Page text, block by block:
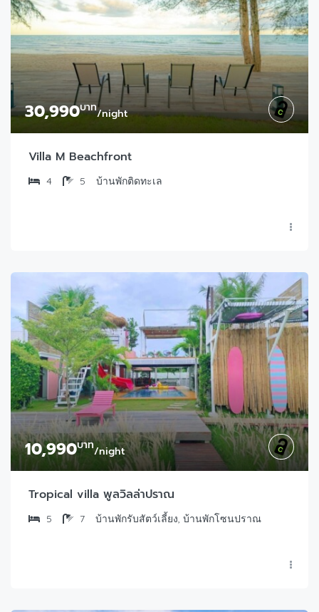
30,990บาท/night
Villa M Beachfront
4 5 บ้านพักติดทะเล
10,990บาท/night
Tropical villa พูลวิลล่าปราณ
5 7 บ้านพักรับสัตว์เลี้ยง, บ้านพักโซนปราณ